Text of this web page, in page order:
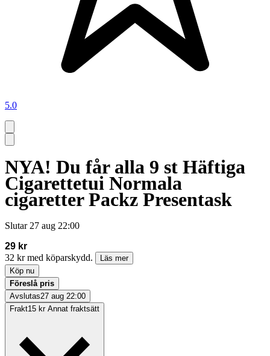
5.0
NYA! Du får alla 9 st Häftiga
Cigarettetui Normala
cigaretter Packz Presentask
Slutar 27 aug 22:00
29 kr
32 kr med köparskydd.
Läs mer
Köp nu
Föreslå pris
Avslutas27 aug 22:00
Frakt15 kr Annat fraktsätt